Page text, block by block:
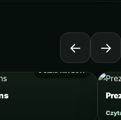
← →
9 SIERPNIA 2017